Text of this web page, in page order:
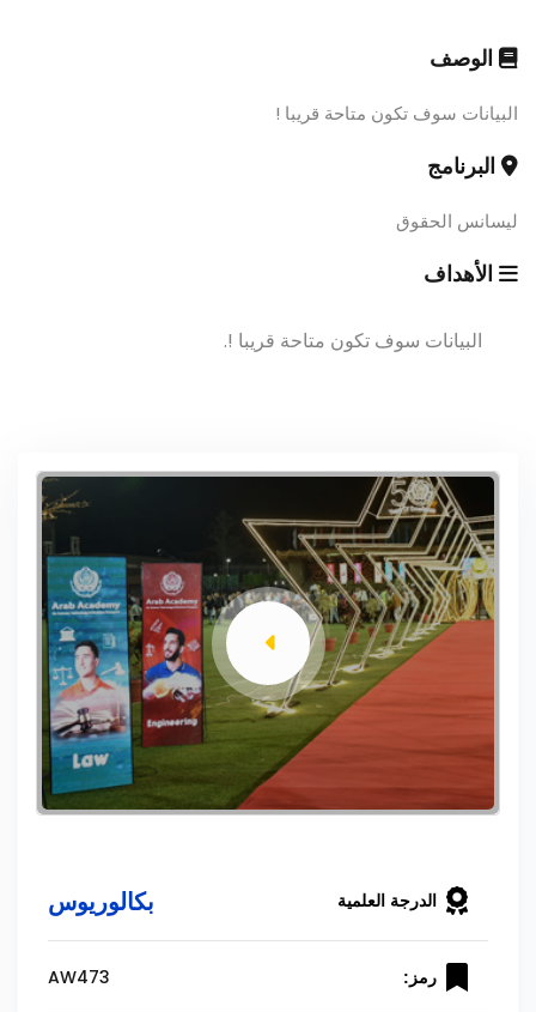
الوصف
البيانات سوف تكون متاحة قريبا !
البرنامج
ليسانس الحقوق
الأهداف
البيانات سوف تكون متاحة قريبا !.
الدرجة العلمية بكالوريوس
رمز: AW473